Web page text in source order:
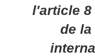
l'article 8
de la